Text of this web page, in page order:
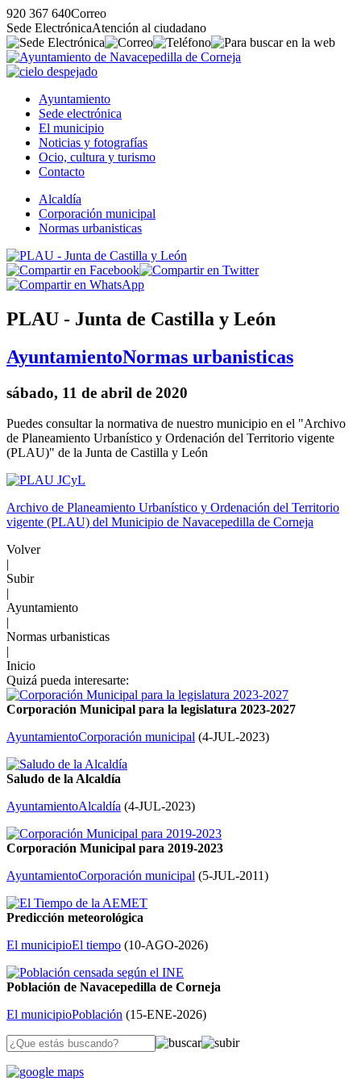
920 367 640Correo
Sede ElectrónicaAtención al ciudadano
Ayuntamiento
Sede electrónica
El municipio
Noticias y fotografías
Ocio, cultura y turismo
Contacto
Alcaldía
Corporación municipal
Normas urbanisticas
PLAU - Junta de Castilla y León
AyuntamientoNormas urbanisticas
sábado, 11 de abril de 2020
Puedes consultar la normativa de nuestro municipio en el "Archivo
de Planeamiento Urbanístico y Ordenación del Territorio vigente
(PLAU)" de la Junta de Castilla y León
Archivo de Planeamiento Urbanístico y Ordenación del Territorio
vigente (PLAU) del Municipio de Navacepedilla de Corneja
Volver
|
Subir
|
Ayuntamiento
|
Normas urbanisticas
|
Inicio
Quizá pueda interesarte:
Corporación Municipal para la legislatura 2023-2027
AyuntamientoCorporación municipal (4-JUL-2023)
Saludo de la Alcaldía
AyuntamientoAlcaldía (4-JUL-2023)
Corporación Municipal para 2019-2023
AyuntamientoCorporación municipal (5-JUL-2011)
Predicción meteorológica
El municipioEl tiempo (10-AGO-2026)
Población de Navacepedilla de Corneja
El municipioPoblación (15-ENE-2026)